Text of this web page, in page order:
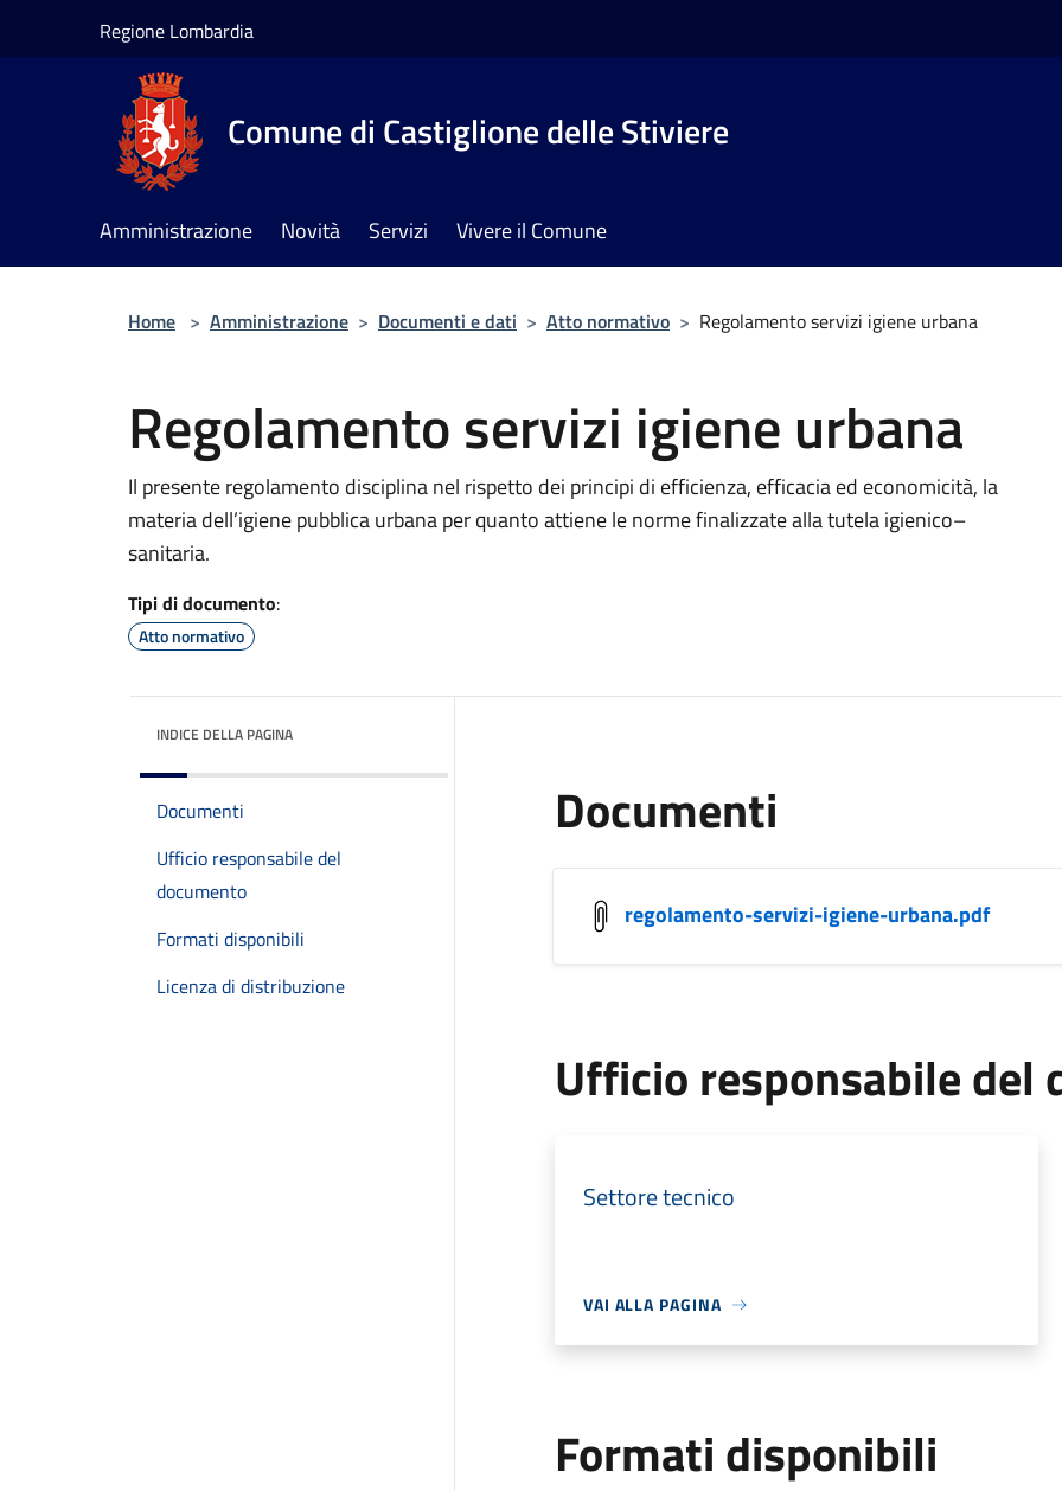
Regione Lombardia
Comune di Castiglione delle Stiviere
Amministrazione Novità Servizi Vivere il Comune
Home > Amministrazione > Documenti e dati > Atto normativo > Regolamento servizi igiene urbana
Regolamento servizi igiene urbana
Il presente regolamento disciplina nel rispetto dei principi di efficienza, efficacia ed economicità, la
materia dell’igiene pubblica urbana per quanto attiene le norme finalizzate alla tutela igienico–
sanitaria.
Tipi di documento:
Atto normativo
INDICE DELLA PAGINA
Documenti
Ufficio responsabile del
documento
Formati disponibili
Licenza di distribuzione
Documenti
regolamento-servizi-igiene-urbana.pdf
Ufficio responsabile del
Settore tecnico
VAI ALLA PAGINA
Formati disponibili